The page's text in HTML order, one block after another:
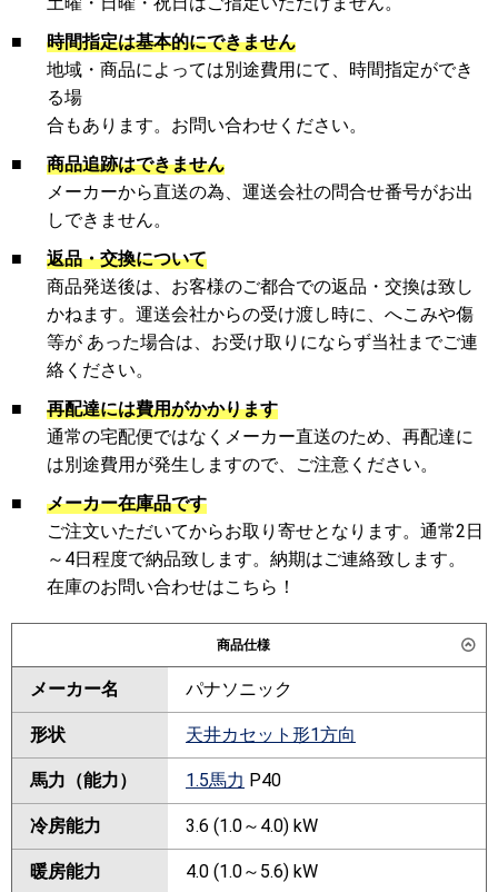
■
時間指定は基本的にできません
地域・商品によっては別途費用にて、時間指定ができ
る場
合もあります。お問い合わせください。
■
商品追跡はできません
メーカーから直送の為、運送会社の問合せ番号がお出
しできません。
■
返品・交換について
商品発送後は、お客様のご都合での返品・交換は致し
かねます。運送会社からの受け渡し時に、へこみや傷
等が あった場合は、お受け取りにならず当社までご連
絡ください。
■
再配達には費用がかかります
通常の宅配便ではなくメーカー直送のため、再配達に
は別途費用が発生しますので、ご注意ください。
■
メーカー在庫品です
ご注文いただいてからお取り寄せとなります。通常2日
～4日程度で納品致します。納期はご連絡致します。
在庫のお問い合わせはこちら！
商品仕様
メーカー名 パナソニック
形状 天井カセット形1方向
馬力（能力） 1.5馬力 P40
冷房能力 3.6 (1.0～4.0) kW
暖房能力 4.0 (1.0～5.6) kW